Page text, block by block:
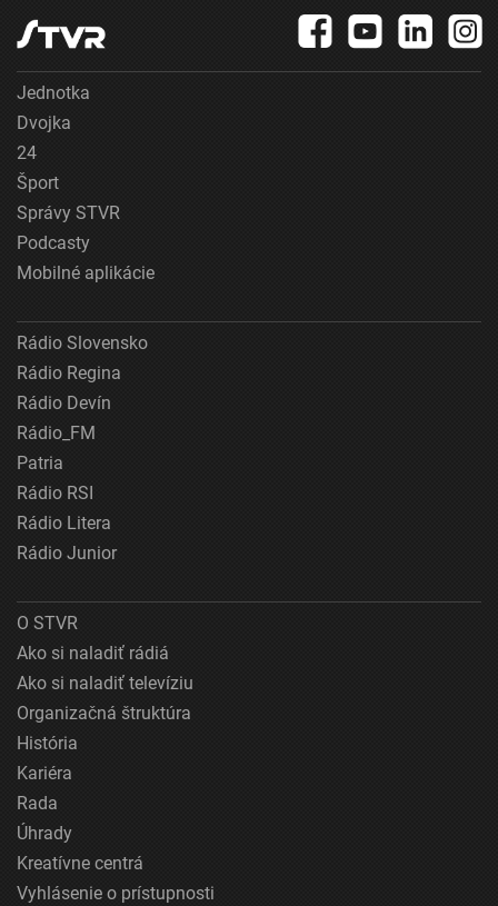
Jednotka
Dvojka
24
Šport
Správy STVR
Podcasty
Mobilné aplikácie
Rádio Slovensko
Rádio Regina
Rádio Devín
Rádio_FM
Patria
Rádio RSI
Rádio Litera
Rádio Junior
O STVR
Ako si naladiť rádiá
Ako si naladiť televíziu
Organizačná štruktúra
História
Kariéra
Rada
Úhrady
Kreatívne centrá
Vyhlásenie o prístupnosti